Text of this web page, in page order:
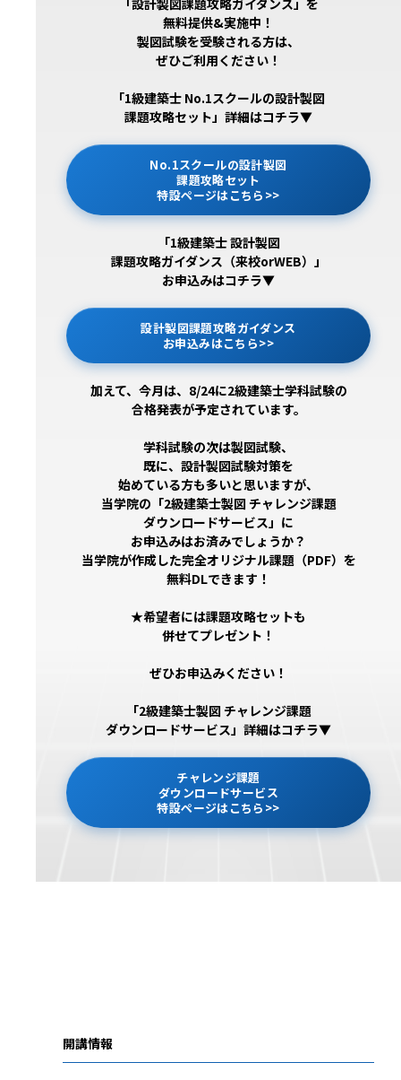
「設計製図課題攻略ガイダンス」を
無料提供&実施中！
製図試験を受験される方は、
ぜひご利用ください！
「1級建築士 No.1スクールの設計製図
課題攻略セット」詳細はコチラ▼
No.1スクールの設計製図
課題攻略セット
特設ページはこちら>>
「1級建築士 設計製図
課題攻略ガイダンス（来校orWEB）」
お申込みはコチラ▼
設計製図課題攻略ガイダンス
お申込みはこちら>>
加えて、今月は、8/24に2級建築士学科試験の
合格発表が予定されています。
学科試験の次は製図試験、
既に、設計製図試験対策を
始めている方も多いと思いますが、
当学院の「2級建築士製図 チャレンジ課題
ダウンロードサービス」に
お申込みはお済みでしょうか？
当学院が作成した完全オリジナル課題（PDF）を
無料DLできます！
★希望者には課題攻略セットも
併せてプレゼント！
ぜひお申込みください！
「2級建築士製図 チャレンジ課題
ダウンロードサービス」詳細はコチラ▼
チャレンジ課題
ダウンロードサービス
特設ページはこちら>>
開講情報